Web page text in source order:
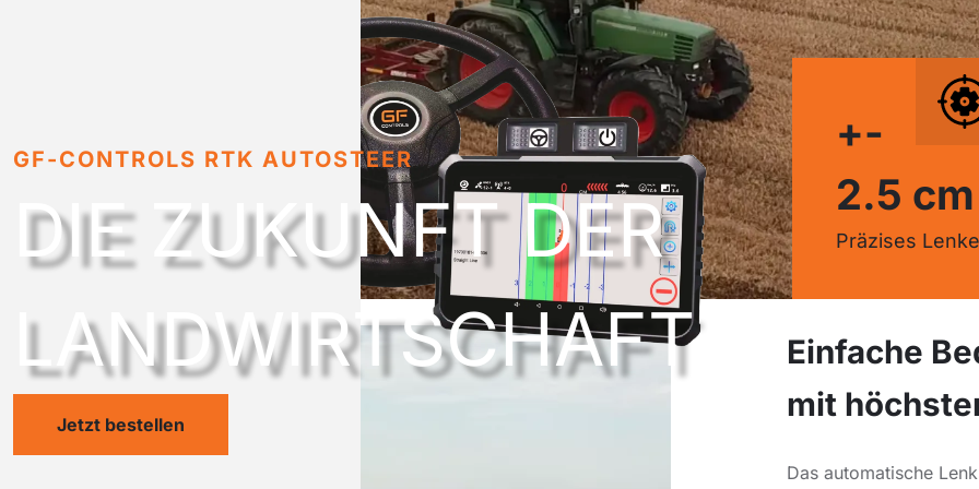
GF-CONTROLS RTK AUTOSTEER
DIE ZUKUNFT DER
LANDWIRTSCHAFT
Jetzt bestellen
+-
2.5 cm
Präzises
Einfache
mit
Das automatische